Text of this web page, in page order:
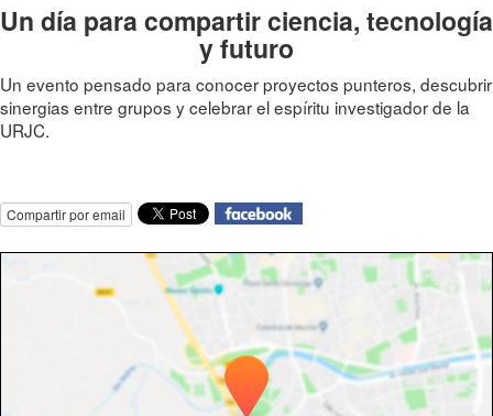
Un día para compartir ciencia, tecnología
y futuro
Un evento pensado para conocer proyectos punteros, descubrir
sinergias entre grupos y celebrar el espíritu investigador de la
URJC.
Compartir por email